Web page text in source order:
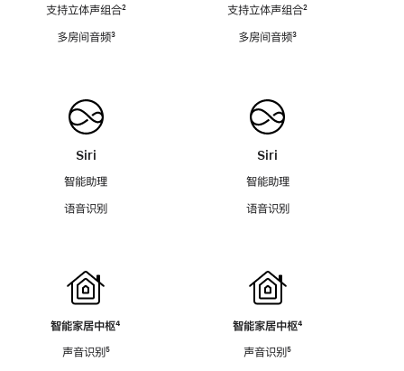
支持立体声组合脚
²
多房间音频脚
³
Siri
智能助理
语音识别
智能家居中枢脚
⁴
声音识别脚
⁵
支持立体声组合脚
²
多房间音频脚
³
Siri
智能助理
语音识别
智能家居中枢脚
⁴
声音识别脚
⁵